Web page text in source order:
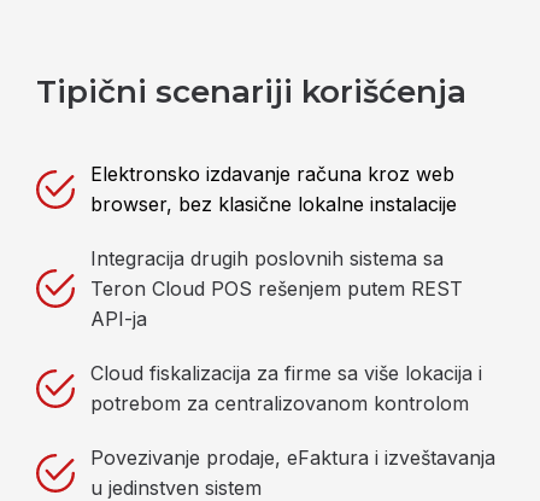
Tipični scenariji korišćenja
Elektronsko izdavanje računa kroz web
browser, bez klasične lokalne instalacije
Integracija drugih poslovnih sistema sa
Teron Cloud POS rešenjem putem REST
API-ja
Cloud fiskalizacija za firme sa više lokacija i
potrebom za centralizovanom kontrolom
Povezivanje prodaje, eFaktura i izveštavanja
u jedinstven sistem